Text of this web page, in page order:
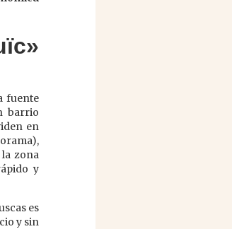
fuente
barrio
en
zona
y
es
y sin